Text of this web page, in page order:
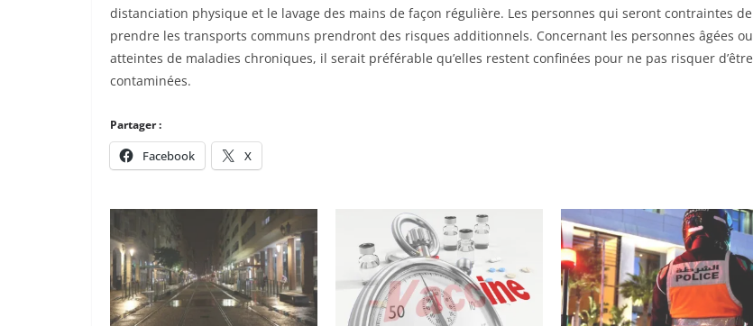
distanciation physique et le lavage des mains de façon régulière. Les personnes qui seront contraintes de
prendre les transports communs prendront des risques additionnels. Concernant les personnes âgées ou
atteintes de maladies chroniques, il serait préférable qu’elles restent confinées pour ne pas risquer d’être
contaminées.
Partager :
Facebook X